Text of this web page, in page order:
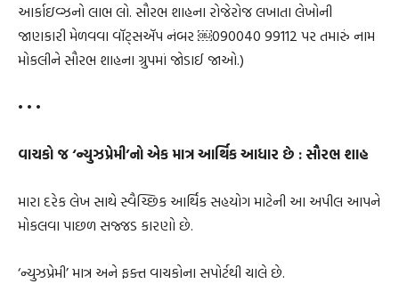
આર્કાઇવ્ઝનો લાભ લો. સૌરભ શાહના રોજેરોજ લખાતા લેખોની
જાણકારી મેળવવા વૉટ્સઍપ નંબર ￼⁨090040 99112⁩ પર તમારું નામ
મોકલીને સૌરભ શાહના ગ્રુપમાં જોડાઈ જાઓ.)
• • •
વાચકો જ ‘ન્યુઝપ્રેમી’નો એક માત્ર આર્થિક આધાર છે : સૌરભ શાહ
મારા દરેક લેખ સાથે સ્વૈચ્છિક આર્થિક સહયોગ માટેની આ અપીલ આપને
મોકલવા પાછળ સજ્જડ કારણો છે.
‘ન્યુઝપ્રેમી’ માત્ર અને ફક્ત વાચકોના સપોર્ટથી ચાલે છે.